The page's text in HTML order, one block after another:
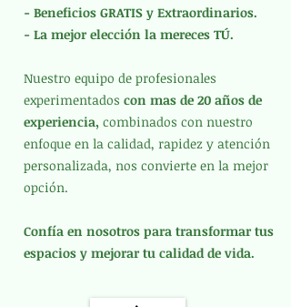
- Beneficios GRATIS y Extraordinarios.
- La mejor elección la mereces TÚ.
Nuestro equipo de profesionales
experimentados con mas de 20 años de
experiencia, combinados con nuestro
enfoque en la calidad, rapidez y atención
personalizada, nos convierte en la mejor
opción.
Confía en nosotros para transformar tus
espacios y mejorar tu calidad de vida.